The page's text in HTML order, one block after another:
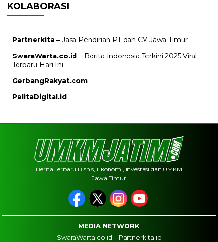
KOLABORASI
Partnerkita – Jasa Pendirian PT dan CV Jawa Timur
SwaraWarta.co.id – Berita Indonesia Terkini 2025 Viral
Terbaru Hari Ini
GerbangRakyat.com
PelitaDigital.id
Berita Terbaru Bisnis, Ekonomi, Investasi dan UMKM
Jawa Timur
MEDIA NETWORK
SwaraWarta.co.id
Partnerkita.id